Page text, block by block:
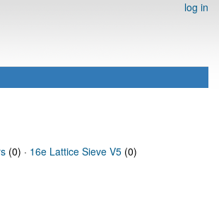
log in
(0) · 16e Lattice Sieve V5 (0)